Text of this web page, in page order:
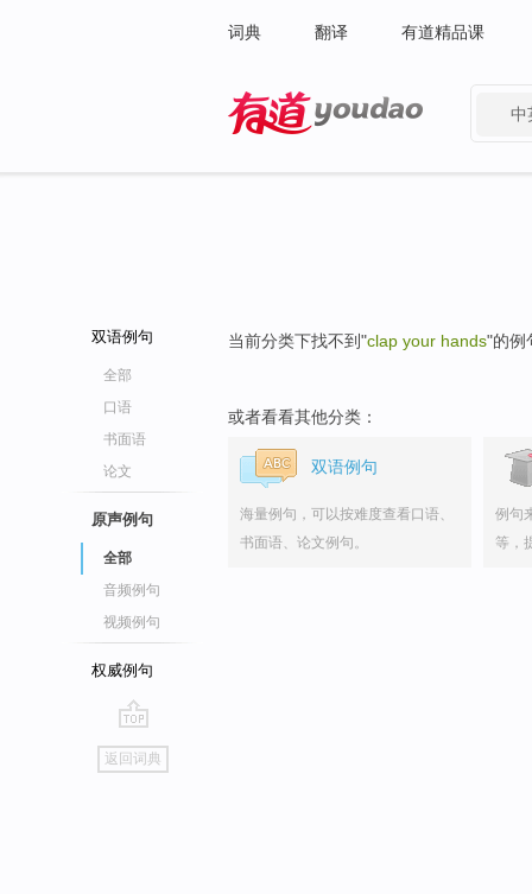
词典 翻译 有道精品课
中
双语例句
全部
口语
书面语
论文
原声例句
全部
音频例句
视频例句
权威例句
go
top
返回词典
当前分类下找不到"clap your hands"的例
或者看看其他分类：
双语例句
海量例句，可以按难度查看口语、
书面语、论文例句。
例句
等，